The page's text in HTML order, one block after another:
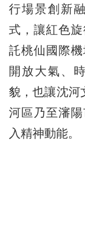
行場景創新
式，讓紅色
託桃仙國際
開放大氣、
貌，也讓沈河
河區乃至瀋
入精神動能。